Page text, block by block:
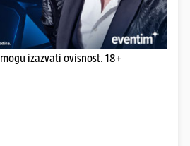
izazvati ovisnost. 18+